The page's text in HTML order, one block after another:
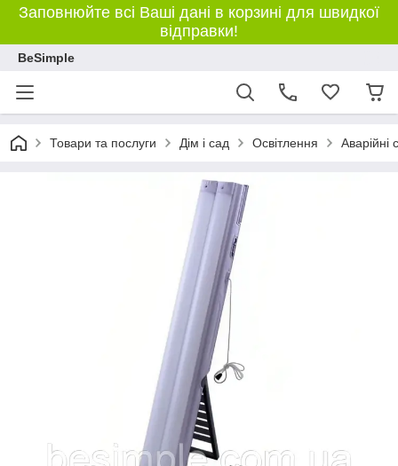
Заповнюйте всі Ваші дані в корзині для швидкої
відправки!
BeSimple
Товари та послуги Дім і сад Освітлення Аварійні